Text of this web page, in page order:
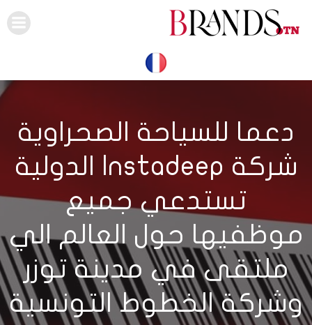
دعما للسياحة الصحراوية
شركة Instadeep الدولية
تستدعي جميع
موظفيها حول العالم الي
ملتقى في مدينة توزر
وشركة الخطوط التونسية